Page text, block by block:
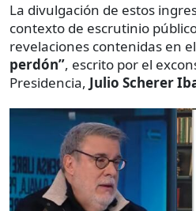
La divulgación de estos
contexto de escrutinio
revelaciones contenidas en
perdón”, escrito por el
Presidencia, Julio Scherer